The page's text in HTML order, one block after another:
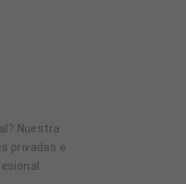
Nuestra
privadas e